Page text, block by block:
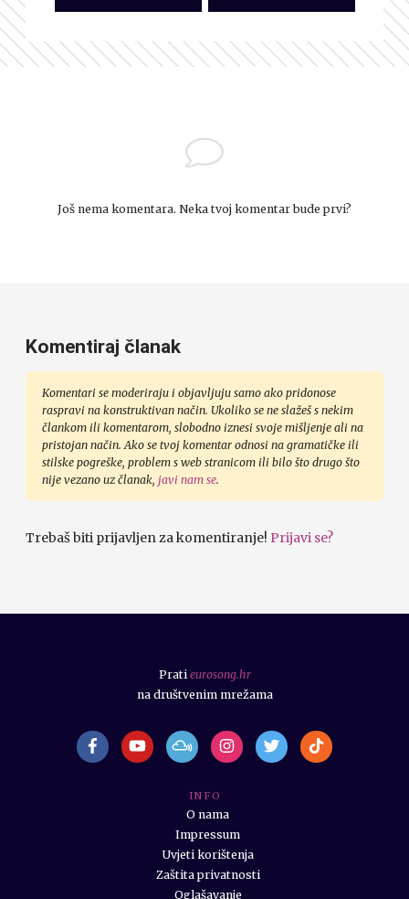
Još nema komentara. Neka tvoj komentar bude prvi?
Komentiraj članak
Komentari se moderiraju i objavljuju samo ako pridonose
raspravi na konstruktivan način. Ukoliko se ne slažeš s nekim
člankom ili komentarom, slobodno iznesi svoje mišljenje ali na
pristojan način. Ako se tvoj komentar odnosi na gramatičke ili
stilske pogreške, problem s web stranicom ili bilo što drugo što
nije vezano uz članak, javi nam se.
Trebaš biti prijavljen za komentiranje! Prijavi se?
I N F O
O nama
Impressum
Uvjeti korištenja
Zaštita privatnosti
Oglašavanje
Prati eurosong.hr
na društvenim mrežama